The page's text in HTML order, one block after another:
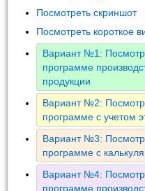
Посмотреть скриншот
Посмотреть короткое
Вариант №1:
программе
продукции
Вариант №2:
программе с учетом
Вариант №3:
программе с
Вариант №4:
программе